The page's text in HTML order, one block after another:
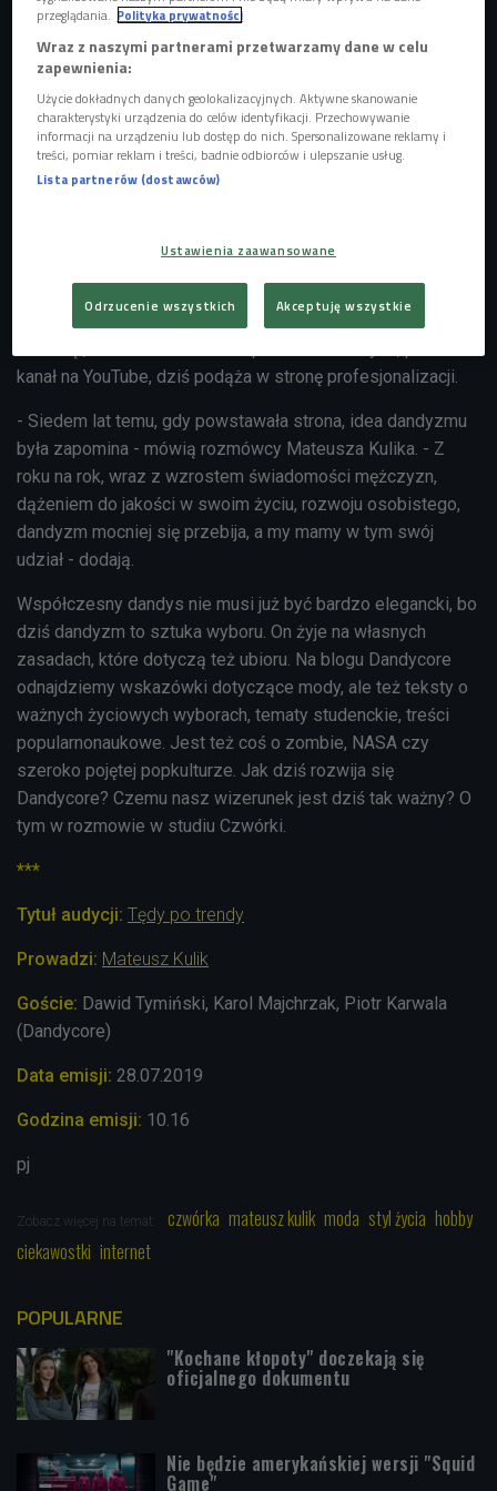
Foto: Jakub Specylak /FLTM
Dandycore siedem lat temu. Przez ten czas projekt się
kanał na YouTube, dziś podąża w stronę profesjonalizacji.
- Siedem lat temu, gdy powstawała strona, idea dandyzmu
była zapomina - mówią rozmówcy Mateusza Kulika. - Z
roku na rok, wraz z wzrostem świadomości mężczyzn,
dążeniem do jakości w swoim życiu, rozwoju osobistego,
dandyzm mocniej się przebija, a my mamy w tym swój
udział - dodają.
Współczesny dandys nie musi już być bardzo elegancki, bo
dziś dandyzm to sztuka wyboru. On żyje na własnych
zasadach, które dotyczą też ubioru. Na blogu Dandycore
odnajdziemy wskazówki dotyczące mody, ale też teksty o
ważnych życiowych wyborach, tematy studenckie, treści
popularnonaukowe. Jest też coś o zombie, NASA czy
szeroko pojętej popkulturze. Jak dziś rozwija się
Dandycore? Czemu nasz wizerunek jest dziś tak ważny? O
tym w rozmowie w studiu Czwórki.
***
Tytuł audycji: Tędy po trendy
Prowadzi: Mateusz Kulik
Goście: Dawid Tymiński, Karol Majchrzak, Piotr Karwala
(Dandycore)
Data emisji: 28.07.2019
Godzina emisji: 10.16
pj
Zobacz więcej na temat: czwórka mateusz kulik moda styl życia hobby
ciekawostki internet
POPULARNE
"Kochane kłopoty" doczekają się
oficjalnego dokumentu
Nie będzie amerykańskiej wersji "Squid
Game"
przeglądania. Polityka prywatności
Wraz z naszymi partnerami przetwarzamy dane w celu
zapewnienia:
Użycie dokładnych danych geolokalizacyjnych. Aktywne skanowanie
charakterystyki urządzenia do celów identyfikacji. Przechowywanie
informacji na urządzeniu lub dostęp do nich. Spersonalizowane reklamy i
treści, pomiar reklam i treści, badnie odbiorców i ulepszanie usług.
Lista partnerów (dostawców)
Ustawienia zaawansowane
Odrzucenie wszystkich Akceptuję wszystkie